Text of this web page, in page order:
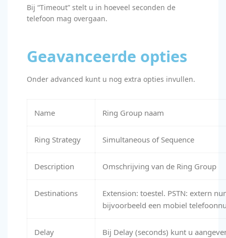
Bij “Timeout” stelt u in hoeveel seconden de
telefoon mag overgaan.
Geavanceerde opties
Onder advanced kunt u nog extra opties invullen.
Name Ring Group naam
Ring Strategy Simultaneous of Sequence
Description Omschrijving van de Ring Group
Destinations
Extension: toestel. PSTN: extern
bijvoorbeeld een mobiel
Delay
Bij Delay (seconds) kunt u